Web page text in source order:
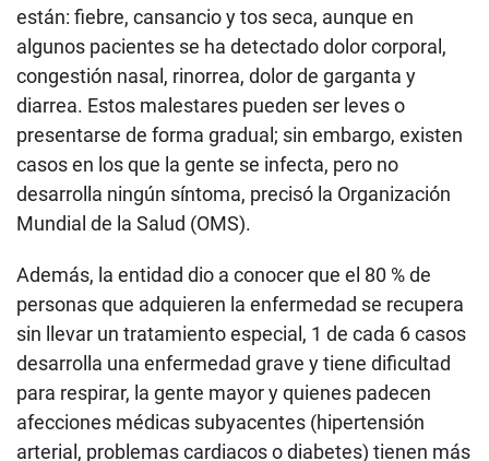
están: fiebre, cansancio y tos seca, aunque en
algunos pacientes se ha detectado dolor corporal,
congestión nasal, rinorrea, dolor de garganta y
diarrea. Estos malestares pueden ser leves o
presentarse de forma gradual; sin embargo, existen
casos en los que la gente se infecta, pero no
desarrolla ningún síntoma, precisó la Organización
Mundial de la Salud (OMS).
Además, la entidad dio a conocer que el 80 % de
personas que adquieren la enfermedad se recupera
sin llevar un tratamiento especial, 1 de cada 6 casos
desarrolla una enfermedad grave y tiene dificultad
para respirar, la gente mayor y quienes padecen
afecciones médicas subyacentes (hipertensión
arterial, problemas cardiacos o diabetes) tienen más